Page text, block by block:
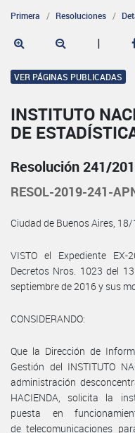
Primera Resoluciones
|
VER PÁGINAS PUBLICADAS
INSTITUTO
DE
Resolución 241/
RESOL-2019-241-
Ciudad de Buenos Aires,
VISTO el Expediente EX-
Decretos Nros. 1023 del
septiembre de 2016 y sus
CONSIDERANDO:
Que la Dirección de
Gestión del INSTITUTO
administración
HACIENDA, solicita la
puesta en
de telecomunicaciones